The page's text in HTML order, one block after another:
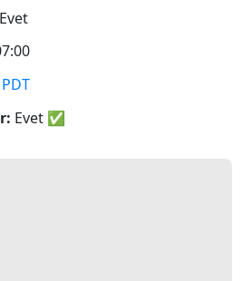
PDT
Evet ✅